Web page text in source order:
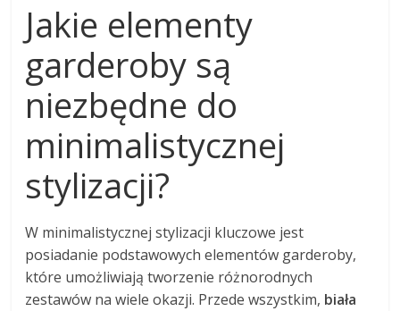
Jakie elementy
garderoby są
niezbędne do
minimalistycznej
stylizacji?
W minimalistycznej stylizacji kluczowe jest
posiadanie podstawowych elementów garderoby,
które umożliwiają tworzenie różnorodnych
zestawów na wiele okazji. Przede wszystkim, biała